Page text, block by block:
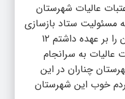
عالیات شهرستان
سال ۸۹ تاکنون که مسئولیت ستاد بازسازی
عتبات عالیات در شهرستان چناران را بر عهده داشتم ۱۲
عالیات به سرانجام
چناران در این
خوب این شهرستان